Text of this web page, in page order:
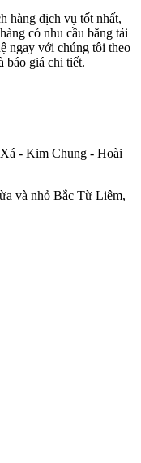
hàng dịch vụ tốt nhất,
có nhu cầu băng tải
ngay với chúng tôi theo
báo giá chi tiết.
- Kim Chung - Hoài
và nhỏ Bắc Từ Liêm,